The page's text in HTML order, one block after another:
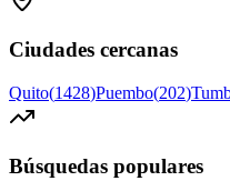
Ciudades cercanas
Quito(1428)Puembo(202)
Búsquedas populares